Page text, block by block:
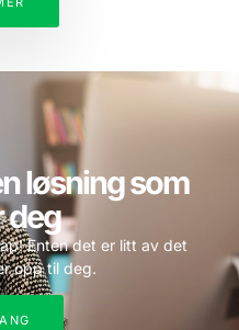
løsning som
deg
Enten det er litt av det
opp til deg.